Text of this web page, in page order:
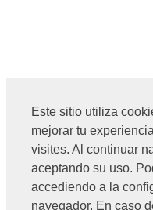
Este sitio utiliza
mejorar tu
visites. Al continuar
aceptando su uso.
accediendo a la
navegador. En caso